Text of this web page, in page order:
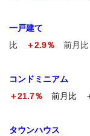
一戸建て
中間
比
＋2.9％ 前月
コンドミニアム
＋21.7％ 前月比
タウンハウス
中